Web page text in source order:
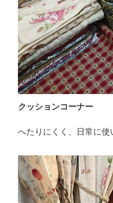
クッションコーナー
へたりにくく、日常に使